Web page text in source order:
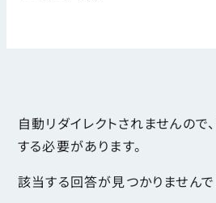
自動リダイレクトされませんの
する必要があります。
該当する回答が見つかりませんで